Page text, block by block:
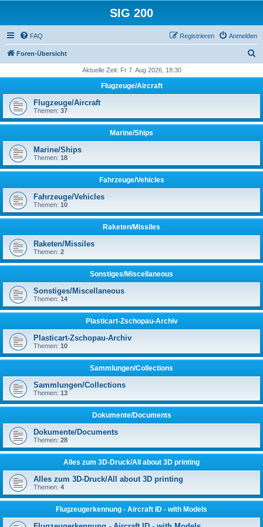
SIG 200
FAQ Anmelden
Registrieren
Foren-Übersicht
h
Aktuelle Zeit: Fr 7. Aug 2026, 18:30
Flugzeuge/Aircraft
Flugzeuge/Aircraft
Themen: 37
Marine/Ships
Marine/Ships
Themen: 18
Fahrzeuge/Vehicles
Fahrzeuge/Vehicles
Themen: 10
Raketen/Missiles
Raketen/Missiles
Themen: 2
Sonstiges/Miscellaneous
Sonstiges/Miscellaneous
Themen: 14
Plasticart-Zschopau-Archiv
Plasticart-Zschopau-Archiv
Themen: 10
Sammlungen/Collections
Sammlungen/Collections
Themen: 13
Dokumente/Documents
Dokumente/Documents
Themen: 28
Alles zum 3D-Druck/All about 3D printing
Alles zum 3D-Druck/All about 3D printing
Themen: 4
Flugzeugerkennung - Aircraft ID - with Models